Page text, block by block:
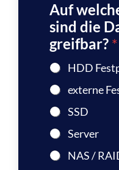
Auf
sind die
greifbar? *
HDD
externe
SSD
Server
NAS /